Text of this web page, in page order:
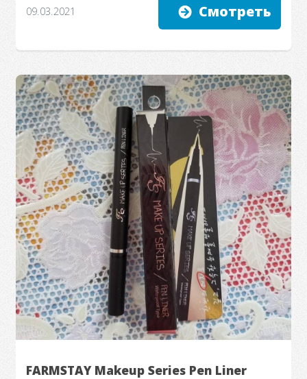
09.03.2021 Смотреть
FARMSTAY Makeup Series Pen Liner